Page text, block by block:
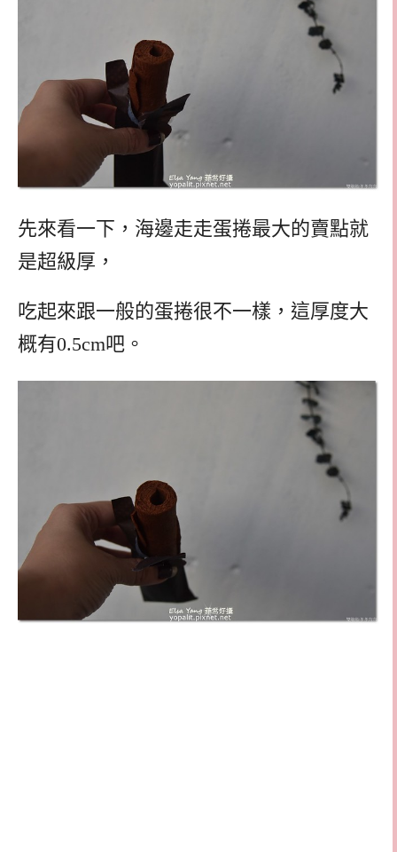
先來看一下，海邊走走蛋捲最大的賣點就
是超級厚，
吃起來跟一般的蛋捲很不一樣，這厚度大
概有0.5cm吧。